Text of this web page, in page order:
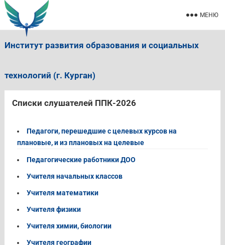
Институт развития образования и социальных
технологий (г. Курган)
МЕНЮ
Списки слушателей ППК-2026
Педагоги, перешедшие с целевых курсов на
плановые, и из плановых на целевые
Педагогические работники ДОО
Учителя начальных классов
Учителя математики
Учителя физики
Учителя химии, биологии
Учителя географии